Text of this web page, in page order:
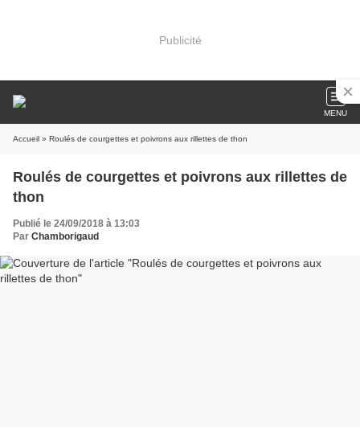
Publicité
MENU
Accueil » Roulés de courgettes et poivrons aux rillettes de thon
Roulés de courgettes et poivrons aux rillettes de
thon
Publié le 24/09/2018 à 13:03
Par Chamborigaud